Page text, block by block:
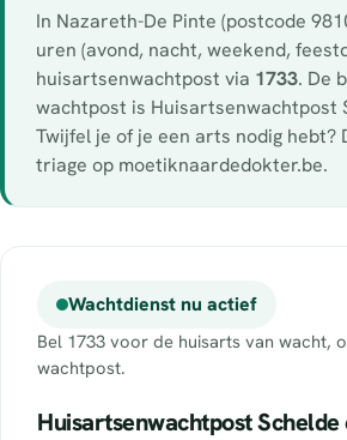
In Nazareth-De Pinte (postcode
uren (avond, nacht, weekend,
huisartsenwachtpost via 1733. De
wachtpost is Huisartsenwachtpost
Twijfel je of je een arts nodig hebt?
triage op moetiknaardedokter.be.
Wachtdienst nu actief
Bel 1733 voor de huisarts van wacht,
wachtpost.
Huisartsenwachtpost Schelde